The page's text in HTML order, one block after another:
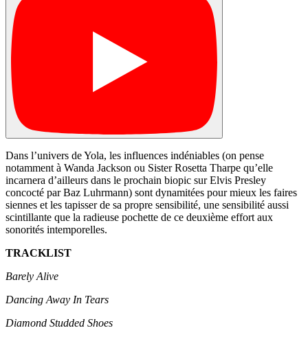
Dans l’univers de Yola, les influences indéniables (on pense
notamment à Wanda Jackson ou Sister Rosetta Tharpe qu’elle
incarnera d’ailleurs dans le prochain biopic sur Elvis Presley
concocté par Baz Luhrmann) sont dynamitées pour mieux les faires
siennes et les tapisser de sa propre sensibilité, une sensibilité aussi
scintillante que la radieuse pochette de ce deuxième effort aux
sonorités intemporelles.
TRACKLIST
Barely Alive
Dancing Away In Tears
Diamond Studded Shoes